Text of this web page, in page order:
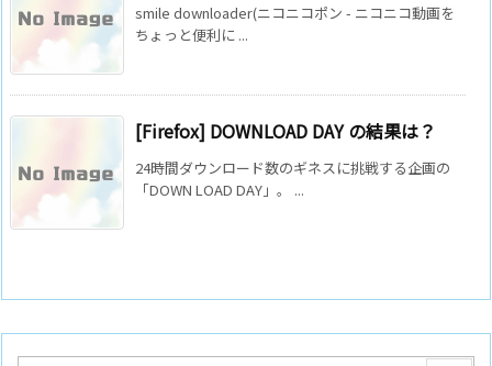
smile downloader(ニコニコポン - ニコニコ動画を
ちょっと便利に ...
[Firefox] DOWNLOAD DAY の結果は？
24時間ダウンロード数のギネスに挑戦する企画の
「DOWN LOAD DAY」。 ...